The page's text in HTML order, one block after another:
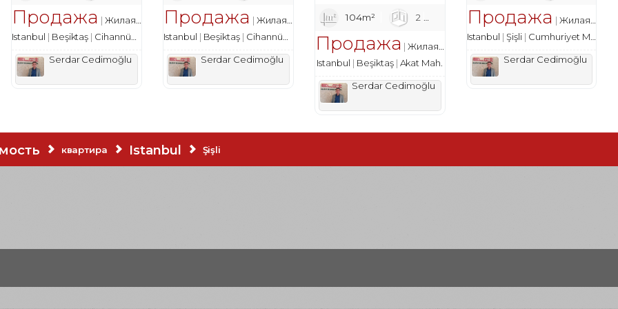
квартира
Продажа Жилая недвижимость
квартира
Istanbul
Beşiktaş Cihannüma Mah.
Serdar Cedimoğlu
Продажа Жилая недвижимость
квартира
Istanbul
Beşiktaş Cihannüma Mah.
Serdar Cedimoğlu
104m² 2 2
Продажа Жилая недвижимость
Istanbul
Beşiktaş Akat Mah.
Serdar Cedimoğlu
Продажа
Жилая недвижимость
Istanbul
Şişli Cumhuriyet Mah.
Serdar Cedimoğlu
квартира Istanbul Şişli